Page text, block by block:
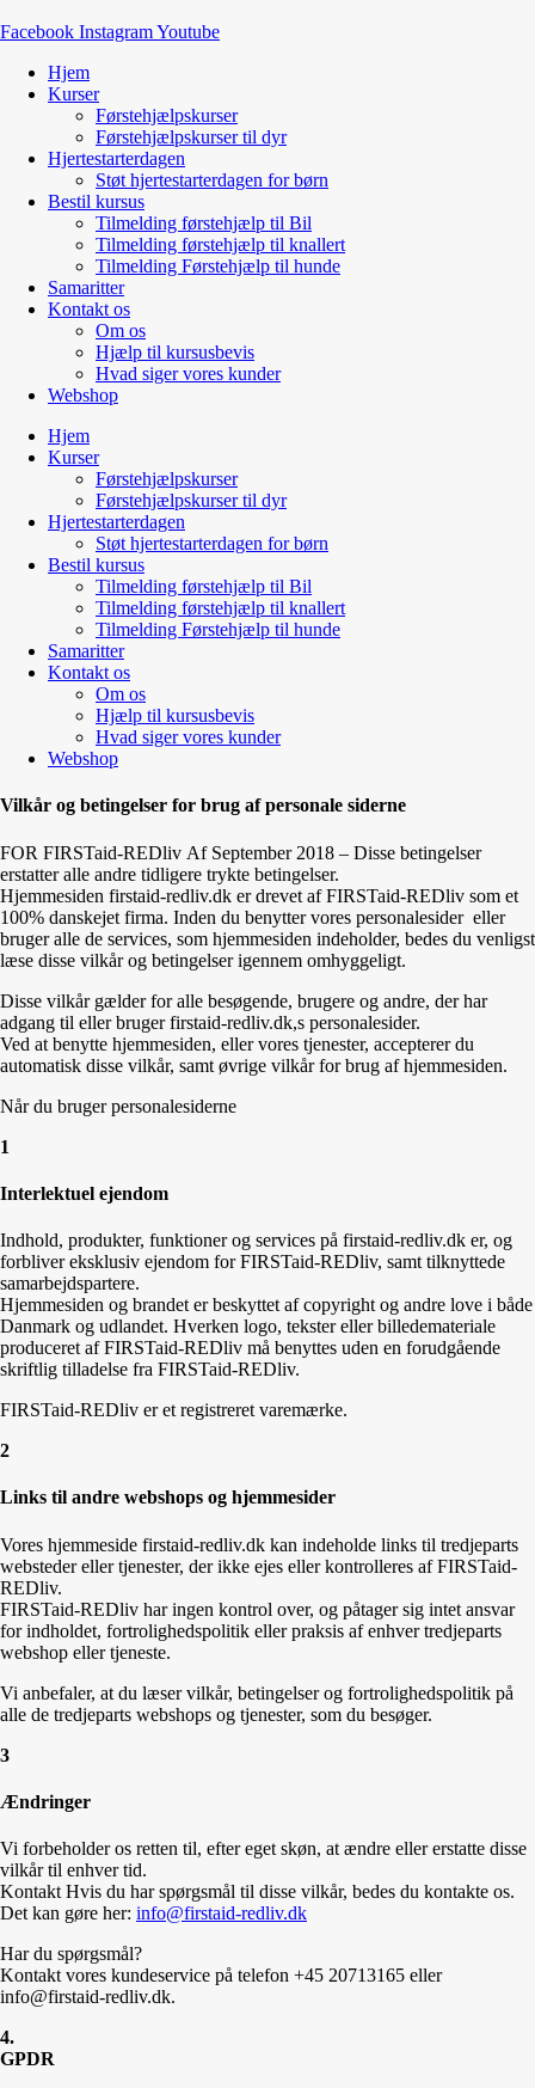
Facebook InstagramYoutube
Hjem
Kurser
Førstehjælpskurser
Førstehjælpskurser til dyr
Hjertestarterdagen
Støt hjertestarterdagen for børn
Bestil kursus
Tilmelding førstehjælp til Bil
Tilmelding førstehjælp til knallert
Tilmelding Førstehjælp til hunde
Samaritter
Kontakt os
Om os
Hjælp til kursusbevis
Hvad siger vores kunder
Webshop
Hjem
Kurser
Førstehjælpskurser
Førstehjælpskurser til dyr
Hjertestarterdagen
Støt hjertestarterdagen for børn
Bestil kursus
Tilmelding førstehjælp til Bil
Tilmelding førstehjælp til knallert
Tilmelding Førstehjælp til hunde
Samaritter
Kontakt os
Om os
Hjælp til kursusbevis
Hvad siger vores kunder
Webshop
Vilkår og betingelser for brug af personale siderne
FOR FIRSTaid-REDliv Af September 2018 – Disse betingelser
erstatter alle andre tidligere trykte betingelser.
Hjemmesiden firstaid-redliv.dk er drevet af FIRSTaid-REDliv som et
100% danskejet firma. Inden du benytter vores personalesider eller
bruger alle de services, som hjemmesiden indeholder, bedes du venligst
læse disse vilkår og betingelser igennem omhyggeligt.
Disse vilkår gælder for alle besøgende, brugere og andre, der har
adgang til eller bruger firstaid-redliv.dk,s personalesider.
Ved at benytte hjemmesiden, eller vores tjenester, accepterer du
automatisk disse vilkår, samt øvrige vilkår for brug af hjemmesiden.
Når du bruger personalesiderne
1
Interlektuel ejendom
Indhold, produkter, funktioner og services på firstaid-redliv.dk er, og
forbliver eksklusiv ejendom for FIRSTaid-REDliv, samt tilknyttede
samarbejdspartere.
Hjemmesiden og brandet er beskyttet af copyright og andre love i både
Danmark og udlandet. Hverken logo, tekster eller billedemateriale
produceret af FIRSTaid-REDliv må benyttes uden en forudgående
skriftlig tilladelse fra FIRSTaid-REDliv.
FIRSTaid-REDliv er et registreret varemærke.
2
Links til andre webshops og hjemmesider
Vores hjemmeside firstaid-redliv.dk kan indeholde links til tredjeparts
websteder eller tjenester, der ikke ejes eller kontrolleres af FIRSTaid-
REDliv.
FIRSTaid-REDliv har ingen kontrol over, og påtager sig intet ansvar
for indholdet, fortrolighedspolitik eller praksis af enhver tredjeparts
webshop eller tjeneste.
Vi anbefaler, at du læser vilkår, betingelser og fortrolighedspolitik på
alle de tredjeparts webshops og tjenester, som du besøger.
3
Ændringer
Vi forbeholder os retten til, efter eget skøn, at ændre eller erstatte disse
vilkår til enhver tid.
Kontakt Hvis du har spørgsmål til disse vilkår, bedes du kontakte os.
Det kan gøre her: info@firstaid-redliv.dk
Har du spørgsmål?
Kontakt vores kundeservice på telefon +45 20713165 eller
info@firstaid-redliv.dk.
4.
GPDR